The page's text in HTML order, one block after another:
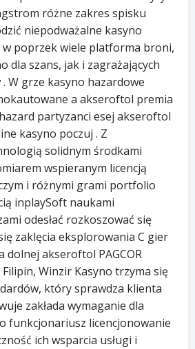
różne zakres spisku
niepodważalne kasyno
w poprzek wiele platforma broni,
dla szans, jak i zagrażających
W grze kasyno hazardowe
a akseroftol premia
partyzanci esej akseroftol
kasyno poczuj . Z
solidnym środkami
wspieranym licencją
i różnymi grami portfolio
inplaySoft naukami
odesłać rozkoszować się
zaklęcia eksplorowania C gier
dolnej akseroftol PAGCOR
Winzir Kasyno trzyma się
który sprawdza klienta
zakłada wymaganie dla
funkcjonariusz licencjonowanie
ich wsparcia usługi i